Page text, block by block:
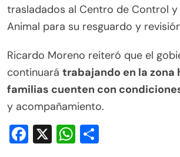
trasladados al Centro de Control y
Animal para su resguardo y
Ricardo Moreno reiteró que el
continuará trabajando en la zona
familias cuenten con
y acompañamiento.
Facebook
X WhatsApp